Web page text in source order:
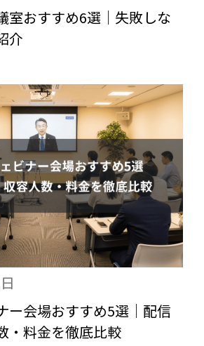
室おすすめ6選｜失敗しな
介
ー会場おすすめ5選｜配信
・料金を徹底比較